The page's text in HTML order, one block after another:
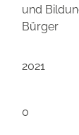
und
Bürger
2021
0